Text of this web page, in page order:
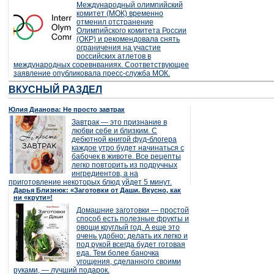
Международный олимпийский
комитет (МОК) временно
отменил отстранение
Олимпийского комитета России
(ОКР) и рекомендовала снять
ограничения на участие
российских атлетов в
международных соревнваниях. Соответствующее
заявление опубликовала пресс-служба МОК.
ВКУСНЫЙ РАЗДЕЛ
Юлия Дианова: Не просто завтрак
Завтрак — это признание в
любви себе и близким. С
дебютной книгой фуд-блогера
каждое утро будет начинаться с
бабочек в животе. Все рецепты
легко повторить из подручных
ингредиентов, а на
приготовление некоторых блюд уйдет 5 минут.
Дарья Близнюк: «Заготовки от Даши. Вкусно, как
ни «крути»!
Домашние заготовки — простой
способ есть полезные фрукты и
овощи круглый год. А еще это
очень удобно: делать их легко и
под рукой всегда будет готовая
еда. Тем более баночка
угощения, сделанного своими
руками, — лучший подарок.